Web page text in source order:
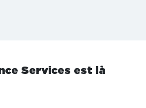
Services est là